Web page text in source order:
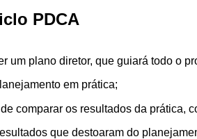
PDCA
um plano diretor, que guiará todo o
em prática;
comparar os resultados da prática,
que destoaram do